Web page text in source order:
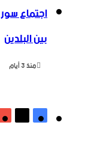
اجتماع
‏بين البلدين
منذ 3 أيام
فيسبوك
‫X